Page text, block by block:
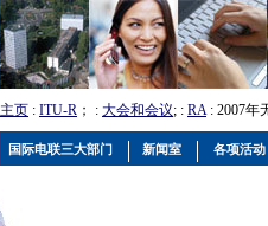
主页 : ITU-R ； : 大会和会议; : RA: 2007年
国际电联三大部门 新闻室 各项活动